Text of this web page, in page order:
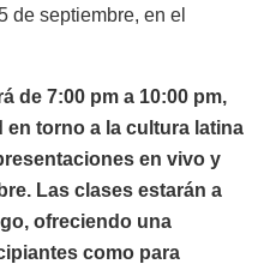
de septiembre, en el
de 7:00 pm a 10:00 pm,
en torno a la cultura latina
en vivo y
Las clases estarán a
ofreciendo una
como para